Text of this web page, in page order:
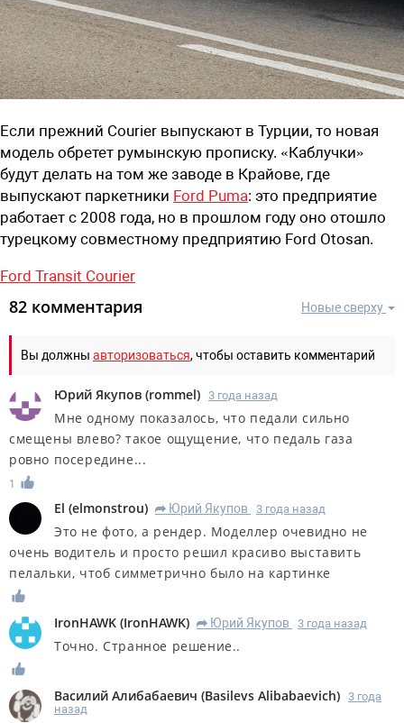
Если прежний Courier выпускают в Турции, то новая
модель обретет румынскую прописку. «Каблучки»
будут делать на том же заводе в Крайове, где
выпускают паркетники Ford Puma: это предприятие
работает с 2008 года, но в прошлом году оно отошло
турецкому совместному предприятию Ford Otosan.
Ford Transit Courier
Новые сверху
82 комментария
Вы должны авторизоваться, чтобы оставить комментарий
Юрий Якупов (rommel) 3 года назад
Мне одному показалось, что педали сильно
смещены влево? такое ощущение, что педаль газа
ровно посередине...
1
El (elmonstrou) R Юрий Якупов 3 года назад
Это не фото, а рендер. Моделлер очевидно не
очень водитель и просто решил красиво выставить
пелальки, чтоб симметрично было на картинке
IronHAWK (IronHAWK) R Юрий Якупов 3 года назад
Точно. Странное решение..
Василий Алибабаевич (Basilevs Alibabaevich)
3 года
назад